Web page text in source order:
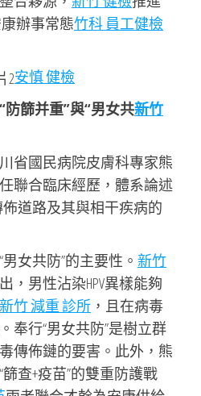
辦事常態竹科 員工健檢
安慎 健檢
篩并重”與“男女共新竹
省國民病院皮膚科專家熊
聯合臨床經歷，體系論述
佈道路及其與相干疾病的
女共防”的主要性。 新竹
，男性沾染HPV異樣能夠
新竹 減重 診所 ，且在病毒
奉行“男女共防”是樹立群
傳佈鏈的要害。此外，熊
查+疫苗”的雙重防護戰